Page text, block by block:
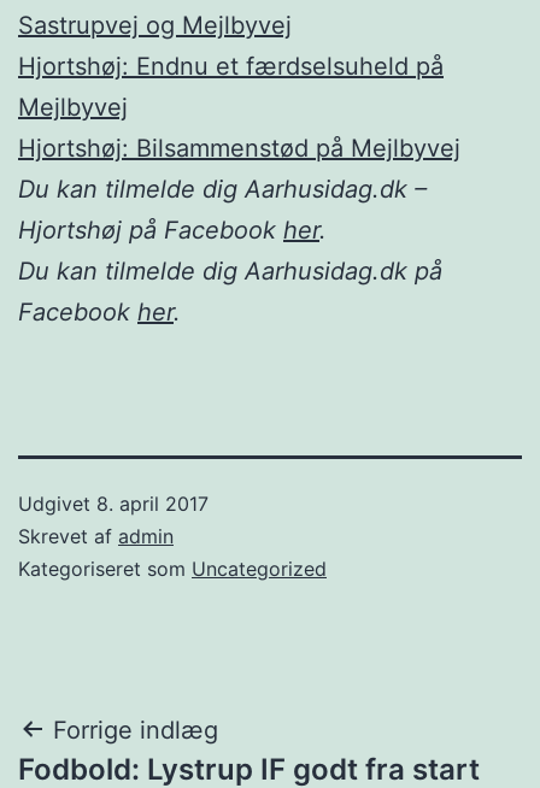
Sastrupvej og Mejlbyvej
Hjortshøj: Endnu et færdselsuheld på
Mejlbyvej
Hjortshøj: Bilsammenstød på Mejlbyvej
Du kan tilmelde dig Aarhusidag.dk –
Hjortshøj på Facebook her.
Du kan tilmelde dig Aarhusidag.dk på
Facebook her.
Udgivet 8. april 2017
Skrevet af admin
Kategoriseret som Uncategorized
Indlægsnavigation
Forrige indlæg
Fodbold: Lystrup IF godt fra start